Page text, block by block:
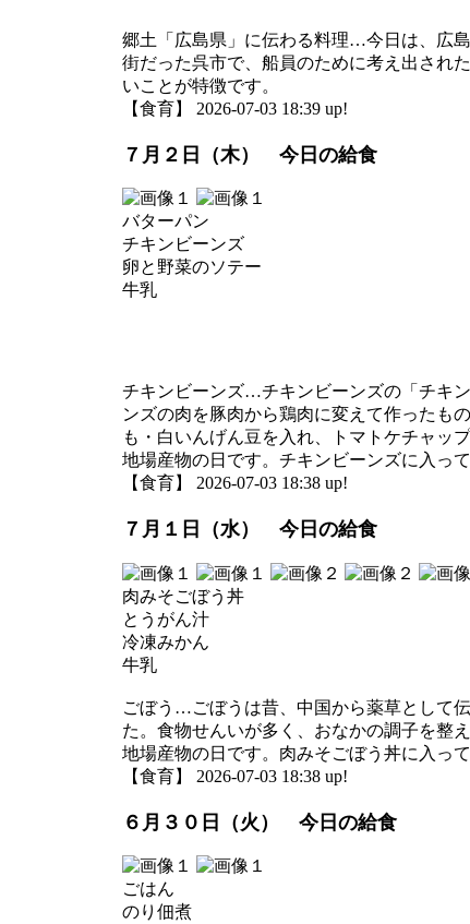
郷土「広島県」に伝わる料理…今日は、広
街だった呉市で、船員のために考え出され
いことが特徴です。
【食育】 2026-07-03 18:39 up!
７月２日（木） 今日の給食
バターパン
チキンビーンズ
卵と野菜のソテー
牛乳
チキンビーンズ…チキンビーンズの「チキ
ンズの肉を豚肉から鶏肉に変えて作ったも
も・白いんげん豆を入れ、トマトケチャッ
地場産物の日です。チキンビーンズに入っ
【食育】 2026-07-03 18:38 up!
７月１日（水） 今日の給食
肉みそごぼう丼
とうがん汁
冷凍みかん
牛乳
ごぼう…ごぼうは昔、中国から薬草として
た。食物せんいが多く、おなかの調子を整
地場産物の日です。肉みそごぼう丼に入っ
【食育】 2026-07-03 18:38 up!
６月３０日（火） 今日の給食
ごはん
のり佃煮